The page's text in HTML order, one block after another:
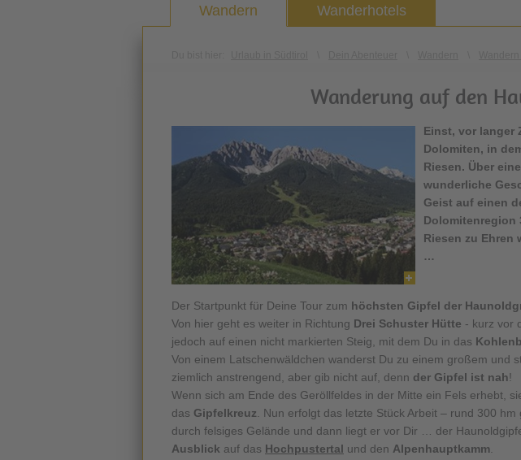
Wandern Wanderhotels
Wanderung auf den
Einst, vor langer
Dolomiten, in
Riesen. Über
wunderliche
Geist auf einen
Dolomitenregion
Riesen zu Ehren
…
Der Startpunkt für Deine Tour zum höchsten Gipfel der
Von hier geht es weiter in Richtung Drei Schuster Hütte - kurz vor
jedoch auf einen nicht markierten Steig, mit dem Du in das
Von einem Latschenwäldchen wanderst Du zu einem großem und
ziemlich anstrengend, aber gib nicht auf, denn der Gipfel ist nah!
Wenn sich am Ende des Geröllfeldes in der Mitte ein Fels erhebt,
das Gipfelkreuz . Nun erfolgt das letzte Stück Arbeit – rund 300
durch felsiges Gelände und dann liegt er vor Dir … der
Ausblick auf das Hochpustertal und den Alpenhauptkamm